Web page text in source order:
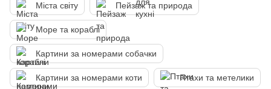
Міста світу Пейзаж та природа
Море та кораблі
Картини за номерами собачки
Картини за номерами коти Птахи та метелики